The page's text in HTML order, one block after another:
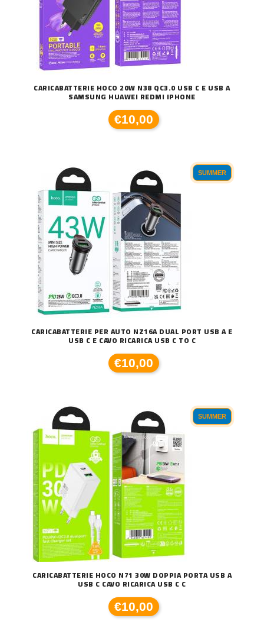
CARICABATTERIE HOCO 20W N38 QC3.0 USB C E USB A
SAMSUNG HUAWEI REDMI IPHONE
€10,00
SUMMER
CARICABATTERIE PER AUTO NZ16A DUAL PORT USB A E
USB C E CAVO RICARICA USB C TO C
€10,00
SUMMER
CARICABATTERIE HOCO N71 30W DOPPIA PORTA USB A
USB C CAVO RICARICA USB C C
€10,00